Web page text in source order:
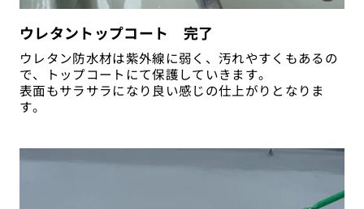
ウレタントップコート 完了
ウレタン防水材は紫外線に弱く、汚れやすくもあるの
で、トップコートにて保護していきます。
表面もサラサラになり良い感じの仕上がりとなりま
す。